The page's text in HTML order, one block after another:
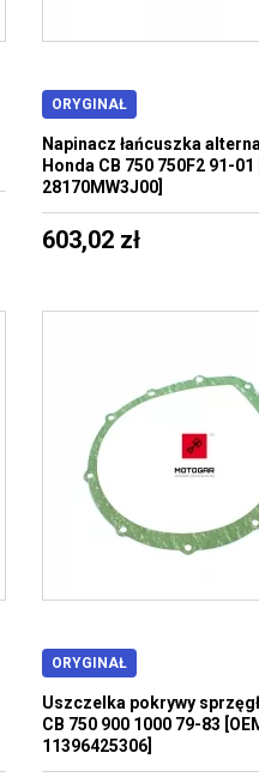
ORYGINAŁ
Napinacz łańcuszka
Honda CB 750 750F2 91-01
28170MW3J00]
603,02 zł
ORYGINAŁ
Uszczelka pokrywy
CB 750 900 1000 79-83
11396425306]